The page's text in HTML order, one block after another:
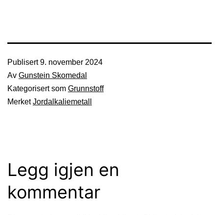
Publisert9. november 2024
Av Gunstein Skomedal
Kategorisert som Grunnstoff
MerketJordalkaliemetall
Legg igjen en
kommentar